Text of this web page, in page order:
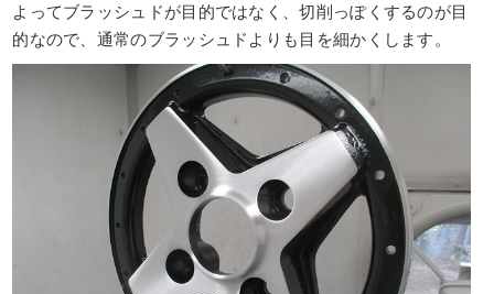
よってブラッシュドが目的ではなく、切削っぽくするのが目
的なので、通常のブラッシュドよりも目を細かくします。